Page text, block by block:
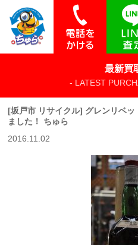
最新買
- LATEST
[坂戸市 リサイクル] グレンリベ
ました！ ちゅら
2016.11.02